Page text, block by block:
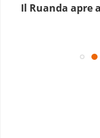
Il Ruanda apre